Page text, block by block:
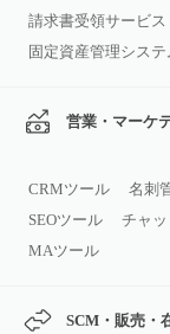
請求書受領サービス
固定資産管理システ
営業・マーケ
CRMツール 名刺
SEOツール
チャッ
MAツール
SCM・販売・